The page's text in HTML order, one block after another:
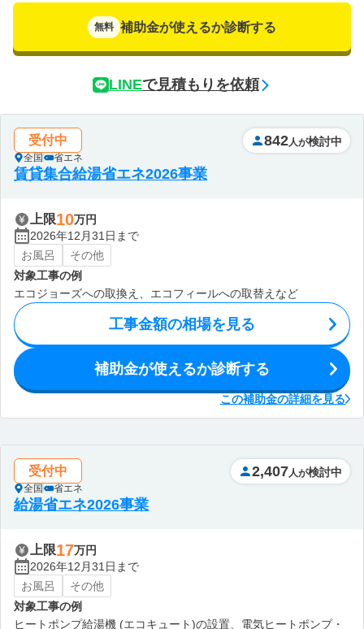
無料 補助金が使えるか診断する
LINEで見積もりを依頼
受付中
全国 省エネ
842 人が検討中
賃貸集合給湯省エネ2026事業
上限10万円
2026年12月31日まで
お風呂
その他
対象工事の例
エコジョーズへの取換え、エコフィールへの取替えなど
工事金額の相場を見る
補助金が使えるか診断する
この補助金の詳細を見る
受付中
全国 省エネ
2,407 人が検討中
給湯省エネ2026事業
上限17万円
2026年12月31日まで
お風呂
その他
対象工事の例
ヒートポンプ給湯機 (エコキュート)の設置、電気ヒートポンプ・